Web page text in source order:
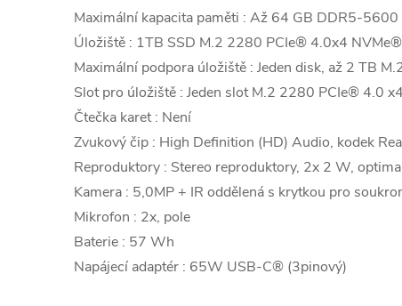
Maximální kapacita paměti : Až 64 GB DDR5-5600
Úložiště : 1TB SSD M.2 2280 PCIe® 4.0x4
Maximální podpora úložiště : Jeden disk, až 2 TB
Slot pro úložiště : Jeden slot M.2 2280 PCIe® 4.0 x4
Čtečka karet : Není
Zvukový čip : High Definition (HD) Audio, kodek
Reproduktory : Stereo reproduktory, 2x 2 W,
Kamera : 5,0MP + IR oddělená s krytkou pro
Mikrofon : 2x, pole
Baterie : 57 Wh
Napájecí adaptér : 65W USB-C® (3pinový)